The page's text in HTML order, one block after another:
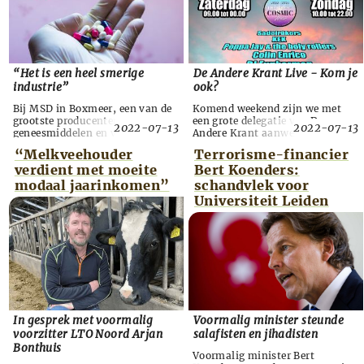
bovendien leiden tot
grootschalige import van Can...
kosten. Een groot deel van de
vloot dreigt het loodje...
“Het is een heel smerige
industrie”
Bij MSD in Boxmeer, een van de
grootste producenten van
geneesmiddelen en vaccins in
regelmatig gevaarlijke virussen,
bacteriën en andere
ziekteverwekkers. Dit stelt een
klokkenluider die 10 jaar
verantwoordelijk was voor de
technische veiligheid van de
apparatuur binnen het bedrijf.
Volgens de technisch specialist is
er bij MSD regelma...
2022-07-13
De Andere Krant Live - Kom je
ook?
Komend weekend zijn we met
een grote delegatie van De
Andere Krant aanwezig op het
de noemer DAK-Live zoeken we
deze zomer onze lezers op. Op
het festival verzorgen we
lezingen, workshops,
voordrachten, De Andere Krant
Quiz en willen we vooral heel
graag in gesprek gaan met onze
lezers. Zowel op zaterdag als
zondag zal er doo...
2022-07-13
“Melkveehouder
verdient met moeite
modaal jaarinkomen”
In gesprek met voormalig
voorzitter LTO Noord Arjan
Bonthuis
Terrorisme-financier
Bert Koenders:
schandvlek voor
Universiteit Leiden
Voormalig minister steunde
salafisten en jihadisten
Voormalig minister Bert